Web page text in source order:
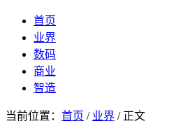
首页
业界
数码
商业
智造
当前位置： 首页 / 业界 / 正文